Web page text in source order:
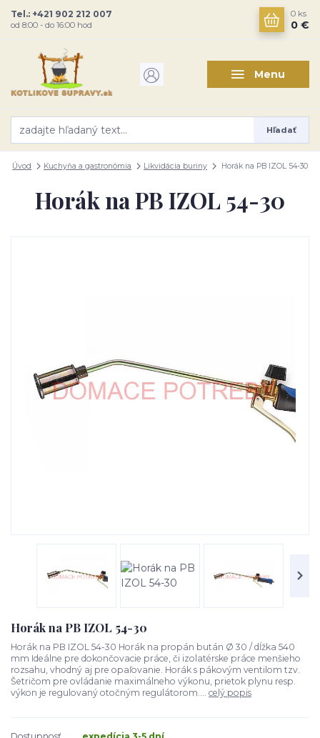
Menu
Hľadať
Tel.: +421 902 212 007
od 8:00 - do 16:00 hod
0 ks
0 €
Úvod Kuchyňa a gastronómia Likvidácia buriny Horák na PB IZOL 54-30
Horák na PB IZOL 54-30
Horák na PB IZOL 54-30
Horák na PB IZOL 54-30 Horák na propán bután Ø 30 / dĺžka 540
mm Ideálne pre dokončovacie práce, či izolatérske práce menšieho
rozsahu, vhodný aj pre opaľovanie. Horák s pákovým ventilom tzv.
Šetričom pre ovládanie maximálneho výkonu, prietok plynu resp.
výkon je regulovaný otočným regulátorom.... celý popis